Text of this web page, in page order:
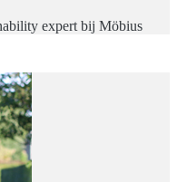
expert bij Möbius